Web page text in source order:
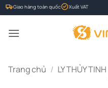
Bỏ
qua
nội
Giao hàng toàn quốc Xuất VAT
Trang chủ / LY THỦY TINH